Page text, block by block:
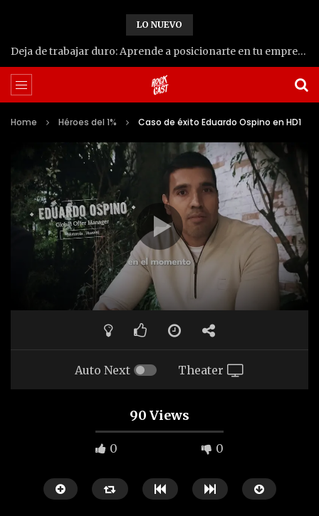
LO NUEVO
Deja de trabajar duro: Aprende a posicionarte en tu empresa | Patricia Field, CEO de Novo Nordisk
Home Héroes del 1% Caso de éxito Eduardo Ospino en HD1
Auto Next Theater
90 Views
0 0